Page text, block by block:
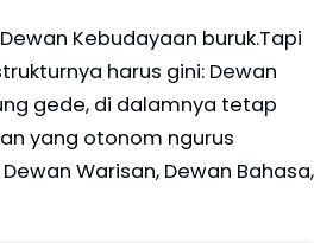
Kebudayaan buruk.Tapi
harus gini: Dewan
gede, di dalamnya tetap
yang otonom ngurus
Warisan, Dewan Bahasa,